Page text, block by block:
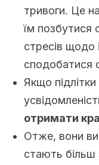
тривоги. Це
їм позбутися
стресів щодо
сподобатися
Якщо
отримати
Отже, вони
стають більш